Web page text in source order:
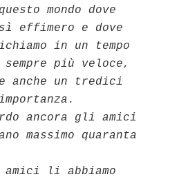
mondo dove
effimero e dove
in un tempo
più veloce,
anche un tredici
ancora gli amici
massimo quaranta
li abbiamo